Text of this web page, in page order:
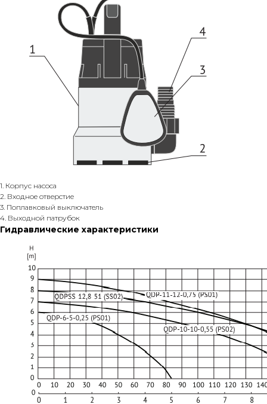
1. Корпус насоса
2. Входное отверстие
3. Поплавковый выключатель
4. Выходной патрубок
Гидравлические характеристики